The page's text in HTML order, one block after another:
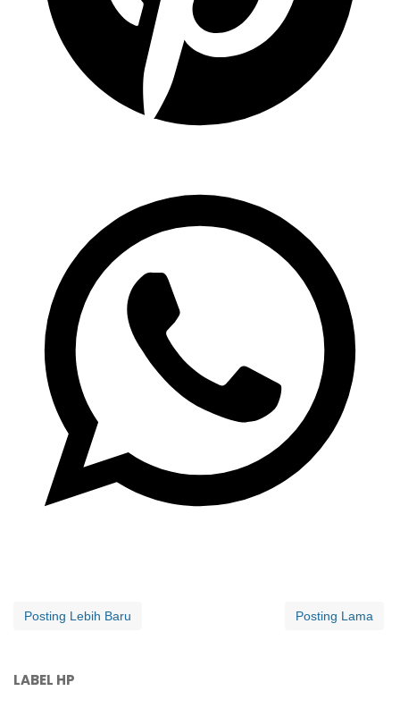
Posting Lebih Baru Posting Lama
LABEL HP